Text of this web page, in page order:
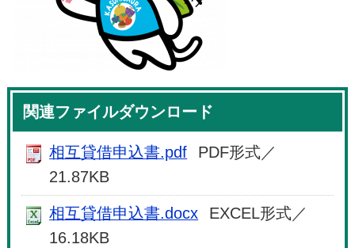
関連ファイルダウンロード
相互貸借申込書.pdf
PDF形式／
21.87KB
相互貸借申込書.docx
EXCEL形式／
16.18KB